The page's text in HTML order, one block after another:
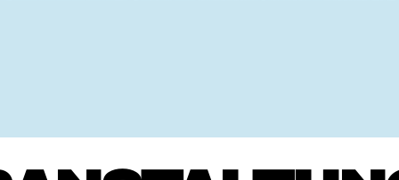
Crowdfunding - Viele
Ehrentag